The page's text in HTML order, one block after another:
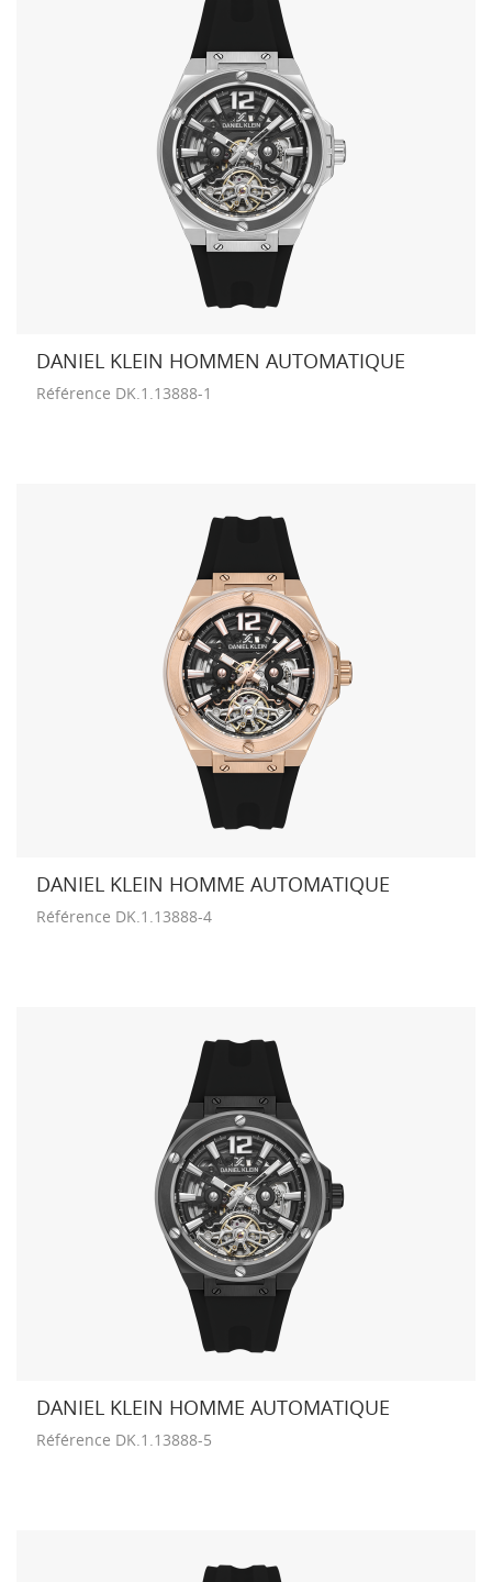
DANIEL KLEIN HOMMEN AUTOMATIQUE
Référence DK.1.13888-1
DANIEL KLEIN HOMME AUTOMATIQUE
Référence DK.1.13888-4
DANIEL KLEIN HOMME AUTOMATIQUE
Référence DK.1.13888-5